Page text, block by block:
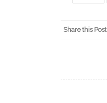
Share this Post